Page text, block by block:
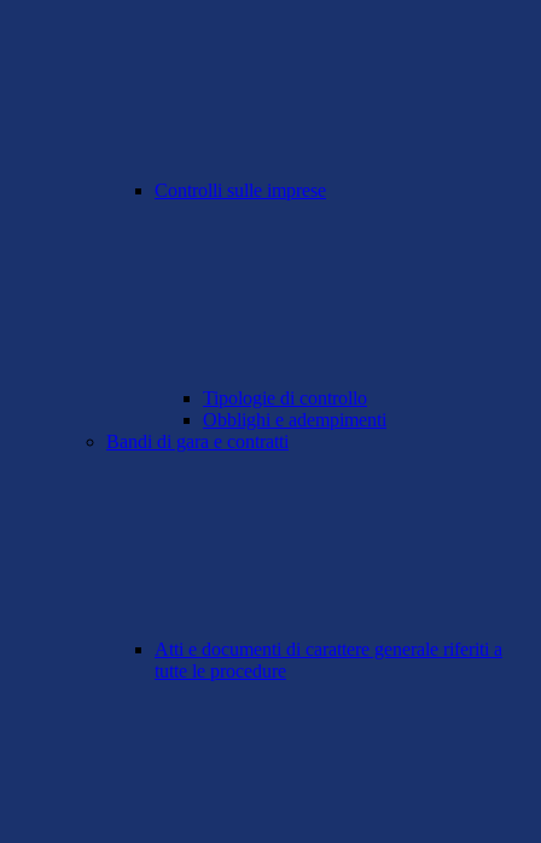
Controlli sulle imprese
Tipologie di controllo
Obblighi e adempimenti
Bandi di gara e contratti
Atti e documenti di carattere generale riferiti a
tutte le procedure